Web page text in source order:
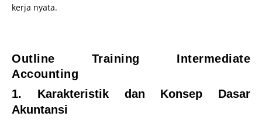
kerja nyata.
Outline Training Intermediate
Accounting
1. Karakteristik dan Konsep Dasar
Akuntansi